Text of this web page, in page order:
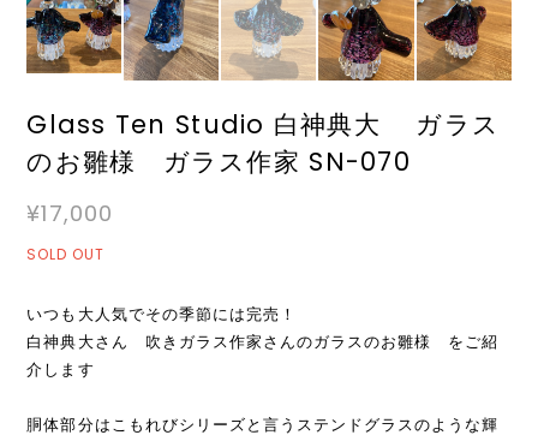
Glass Ten Studio 白神典大 ガラス
のお雛様 ガラス作家 SN-070
¥17,000
SOLD OUT
いつも大人気でその季節には完売！
白神典大さん 吹きガラス作家さんのガラスのお雛様 をご紹
介します
胴体部分はこもれびシリーズと言うステンドグラスのような輝